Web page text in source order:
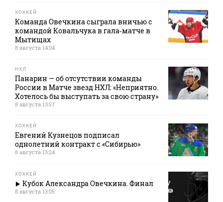
ХОККЕЙ
Команда Овечкина сыграла вничью с
командой Ковальчука в гала‑матче в
Мытищах
8 августа 14:04
НХЛ
Панарин — об отсутствии команды
России в Матче звезд НХЛ: «Неприятно.
Хотелось бы выступать за свою страну»
8 августа 13:57
ХОККЕЙ
Евгений Кузнецов подписал
однолетний контракт с «Сибирью»
8 августа 13:24
ХОККЕЙ
Кубок Александра Овечкина. Финал
8 августа 13:05